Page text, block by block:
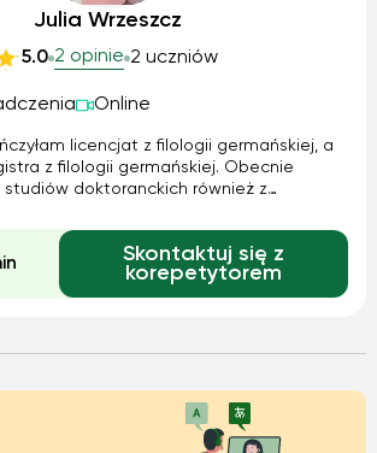
Julia Wrzeszcz
5.0 2 opinie 2 uczniów
Online
licencjat z filologii germańskiej, a
z filologii germańskiej. Obecnie
doktoranckich również z
także na uniwersytecie Marcina
Skontaktuj się z
korepetytorem